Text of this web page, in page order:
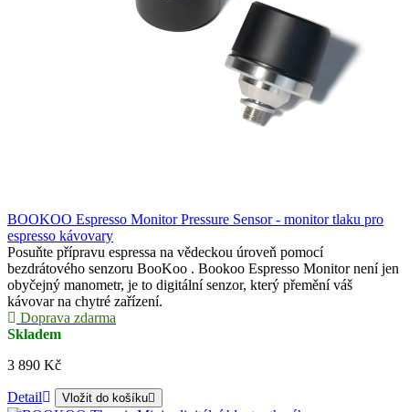
BOOKOO Espresso Monitor Pressure Sensor - monitor tlaku pro
espresso kávovary
Posuňte přípravu espressa na vědeckou úroveň pomocí
bezdrátového senzoru BooKoo . Bookoo Espresso Monitor není jen
obyčejný manometr, je to digitální senzor, který přemění váš
kávovar na chytré zařízení.
Doprava zdarma
Skladem
3 890 Kč
Detail Vložit do košíku